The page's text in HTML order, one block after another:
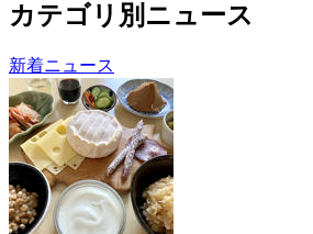
カテゴリ別ニュース
新着ニュース